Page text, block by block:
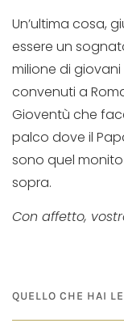
Un’ultima cosa,
essere un
milione di
convenuti a
Gioventù che
palco dove il
sono quel
sopra.
Con affetto,
QUELLO CHE HAI